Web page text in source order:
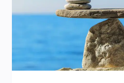
VON